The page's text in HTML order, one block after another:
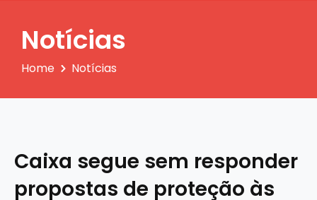
Notícias
Home Notícias
Caixa segue sem responder
propostas de proteção às